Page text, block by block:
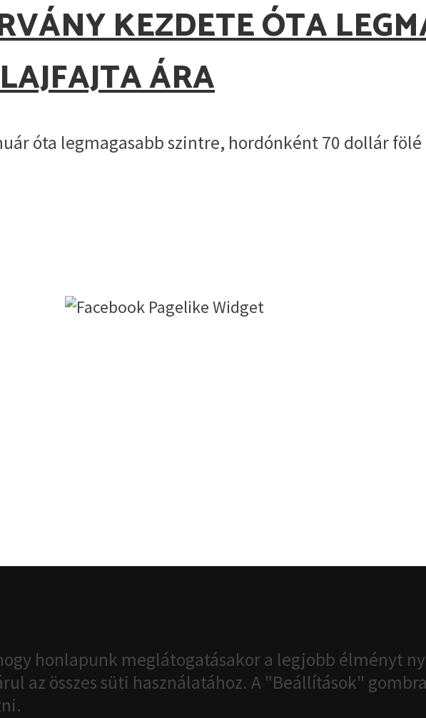
KEZDETE ÓTA
ÁRA
óta legmagasabb szintre, hordónként 70 dollár
honlapunk meglátogatásakor a legjobb élményt
az összes süti használatához. A "Beállítások"